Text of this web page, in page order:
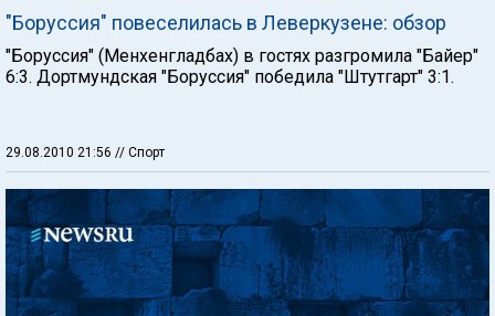
"Боруссия" повеселилась в Леверкузене: обзор
"Боруссия" (Менхенгладбах) в гостях разгромила "Байер"
6:3. Дортмундская "Боруссия" победила "Штутгарт" 3:1.
29.08.2010 21:56 // Спорт